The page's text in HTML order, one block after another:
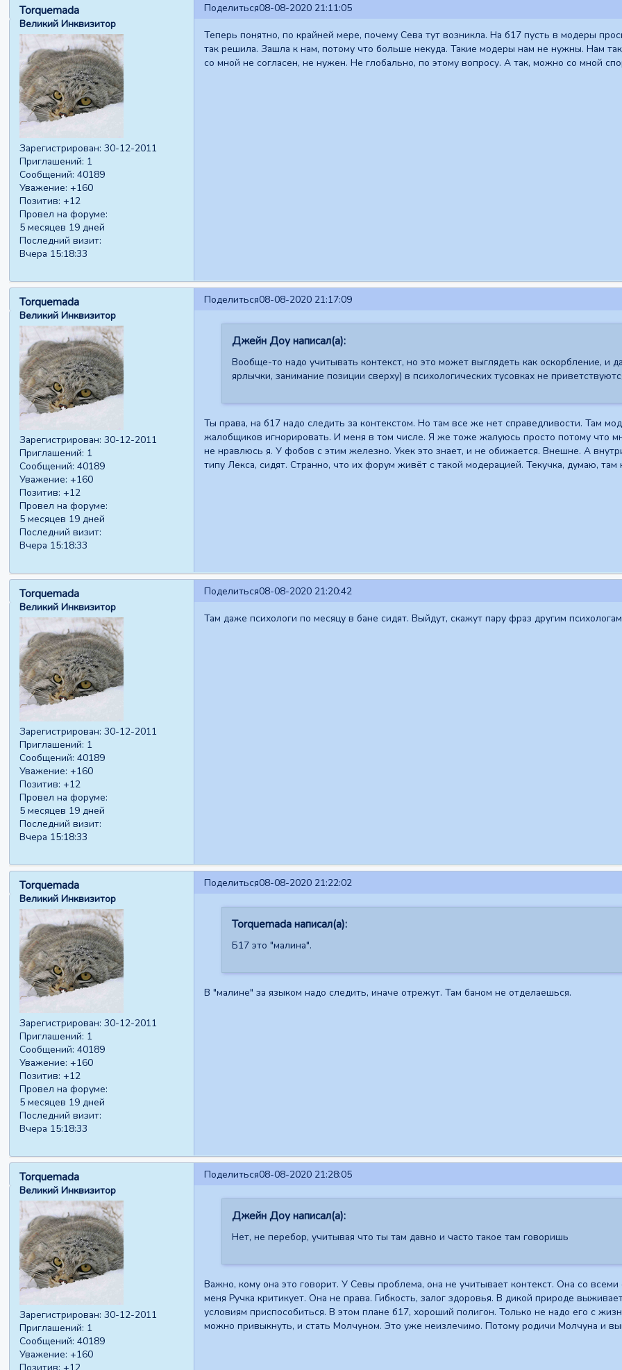
Поделиться08-08-2020 21:11:05
Torquemada
Великий Инквизитор
Зарегистрирован: 30-12-2011
Приглашений: 1
Сообщений: 40189
Уважение: +160
Позитив: +12
Провел на форуме:
5 месяцев 19 дней
Последний визит:
Вчера 15:18:33
Теперь понятно, по крайней мере, почему Сева тут возникла. На б17 пусть в модеры
так решила. Зашла к нам, потому что больше некуда. Такие модеры нам не нужны. Нам
со мной не согласен, не нужен. Не глобально, по этому вопросу. А так, можно со мной
Поделиться08-08-2020 21:17:09
Torquemada
Великий Инквизитор
Зарегистрирован: 30-12-2011
Приглашений: 1
Сообщений: 40189
Уважение: +160
Позитив: +12
Провел на форуме:
5 месяцев 19 дней
Последний визит:
Вчера 15:18:33
Джейн Доу написал(а):
Вообще-то надо учитывать контекст, но это может выглядеть как оскорбление, и
ярлычки, занимание позиции сверху) в психологических тусовках не
Ты права, на б17 надо следить за контекстом. Но там все же нет справедливости. Там
жалобщиков игнорировать. И меня в том числе. Я же тоже жалуюсь просто потому что
не нравлюсь я. У фобов с этим железно. Укек это знает, и не обижается. Внешне. А
типу Лекса, сидят. Странно, что их форум живёт с такой модерацией. Текучка, думаю, там
Поделиться08-08-2020 21:20:42
Torquemada
Великий Инквизитор
Зарегистрирован: 30-12-2011
Приглашений: 1
Сообщений: 40189
Уважение: +160
Позитив: +12
Провел на форуме:
5 месяцев 19 дней
Последний визит:
Вчера 15:18:33
Там даже психологи по месяцу в бане сидят. Выйдут, скажут пару фраз другим
Поделиться08-08-2020 21:22:02
Torquemada
Великий Инквизитор
Зарегистрирован: 30-12-2011
Приглашений: 1
Сообщений: 40189
Уважение: +160
Позитив: +12
Провел на форуме:
5 месяцев 19 дней
Последний визит:
Вчера 15:18:33
Torquemada написал(а):
Б17 это "малина".
В "малине" за языком надо следить, иначе отрежут. Там баном не отделаешься.
Поделиться08-08-2020 21:28:05
Torquemada
Великий Инквизитор
Зарегистрирован: 30-12-2011
Приглашений: 1
Сообщений: 40189
Уважение: +160
Джейн Доу написал(а):
Нет, не перебор, учитывая что ты там давно и часто такое там говоришь
Важно, кому она это говорит. У Севы проблема, она не учитывает контекст. Она со
меня Ручка критикует. Она не права. Гибкость, залог здоровья. В дикой природе
условиям приспособиться. В этом плане б17, хороший полигон. Только не надо его с
можно привыкнуть, и стать Молчуном. Это уже неизлечимо. Потому родичи Молчуна и